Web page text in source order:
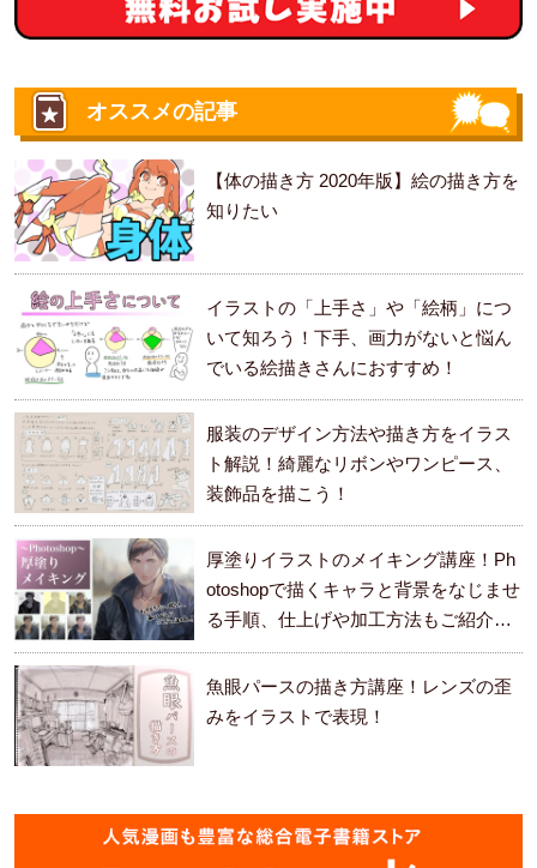
オススメの記事
【体の描き方 2020年版】絵の描き方を
知りたい
イラストの「上手さ」や「絵柄」につ
いて知ろう！下手、画力がないと悩ん
でいる絵描きさんにおすすめ！
服装のデザイン方法や描き方をイラス
ト解説！綺麗なリボンやワンピース、
装飾品を描こう！
厚塗りイラストのメイキング講座！Ph
otoshopで描くキャラと背景をなじませ
る手順、仕上げや加工方法もご紹介し
ます。
魚眼パースの描き方講座！レンズの歪
みをイラストで表現！